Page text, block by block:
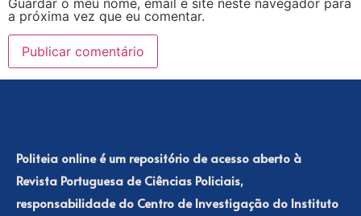
Guardar o meu nome, email e site neste navegador para
a próxima vez que eu comentar.
Politeia online é um repositório de acesso aberto à
Revista Portuguesa de Ciências Policiais,
responsabilidade do Centro de Investigação do Instituto